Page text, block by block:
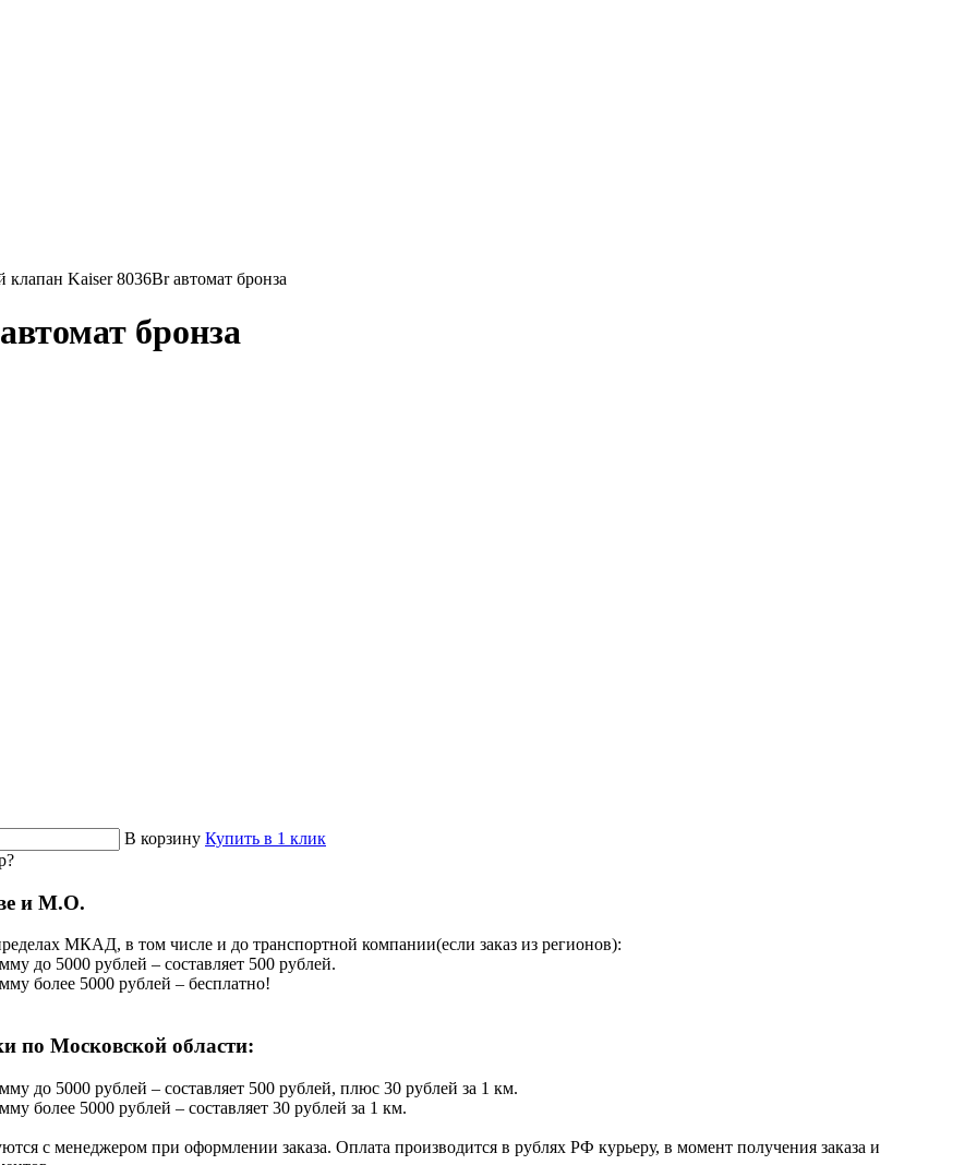
Kaiser 8036Br автомат бронза
бронза
В корзину Купить в 1 клик
и М.О.
МКАД, в том числе и до транспортной компании(если заказ из регионов):
до 5000 рублей – составляет 500 рублей.
более 5000 рублей – бесплатно!
по Московской области:
до 5000 рублей – составляет 500 рублей, плюс 30 рублей за 1 км.
более 5000 рублей – составляет 30 рублей за 1 км.
с менеджером при оформлении заказа. Оплата производится в рублях РФ курьеру, в момент получения заказа и